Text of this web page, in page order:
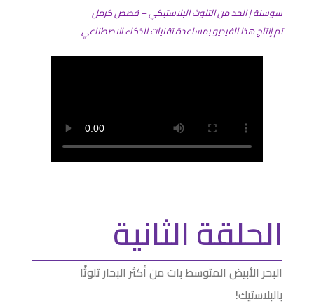
سوسنة | الحد من التلوث البلاستيكي – قصص كرمل
تم إنتاج هذا الفيديو بمساعدة تقنيات الذكاء الاصطناعي
الحلقة الثانية
البحر الأبيض المتوسط بات من أكثر البحار تلوثًا
بالبلاستيك!